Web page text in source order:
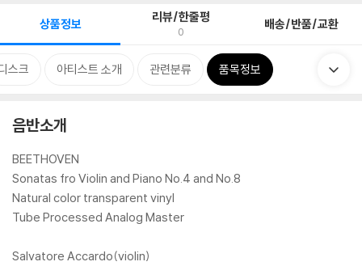
상품정보 리뷰/한줄평
0 배송/반품/교환
스크 아티스트 소개 관련분류 품목정보
음반소개
BEETHOVEN
Sonatas fro Violin and Piano No.4 and No.8
Natural color transparent vinyl
Tube Processed Analog Master
Salvatore Accardo(violin)